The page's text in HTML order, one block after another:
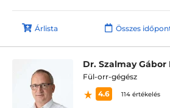
Árlista Összes
Dr. Szalmay Gábor
Fül-orr-gégész
4.6
114 értékelés